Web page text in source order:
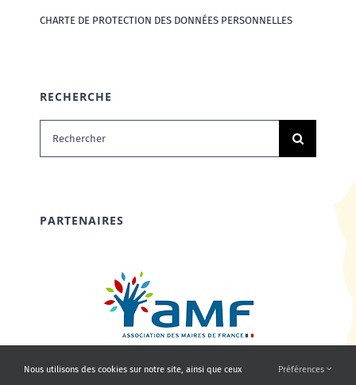
CHARTE DE PROTECTION DES DONNÉES PERSONNELLES
RECHERCHE
Rechercher:
PARTENAIRES
Nous utilisons des cookies sur notre site, ainsi que ceux Préférences